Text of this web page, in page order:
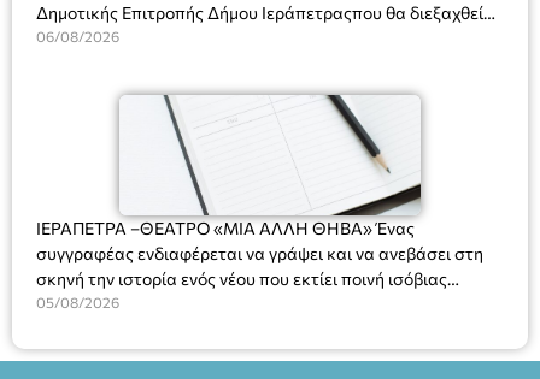
Δημοτικής Επιτροπής Δήμου Ιεράπετραςπου θα διεξαχθεί
στο Δημοτικό Κατάστημα, Δημοκρατίας 31 στην αίθουσα
και λήψη αποφάσεων στα παρακάτω θέματα:
06/08/2026
ΙΕΡΑΠΕΤΡΑ –ΘΕΑΤΡΟ «ΜΙΑ ΑΛΛΗ ΘΗΒΑ» Ένας
συγγραφέας ενδιαφέρεται να γράψει και να ανεβάσει στη
σκηνή την ιστορία ενός νέου που εκτίει ποινή ισόβιας
κάθειρξης για πατροκτονία. Ένα πολυβραβευμένο έργο για
ασθένεια, τον ερωτισμό. Ένα έργο αινιγματικό, συγκινητικό,
05/08/2026